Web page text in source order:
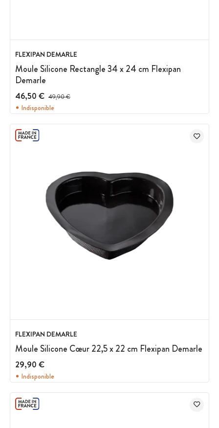
FLEXIPAN DEMARLE
Moule Silicone Rectangle 34 x 24 cm Flexipan
Demarle
46,50 € Prix avant réduction :
49,90 €
Indisponible
FLEXIPAN DEMARLE
Moule Silicone Cœur 22,5 x 22 cm Flexipan Demarle
29,90 €
Indisponible